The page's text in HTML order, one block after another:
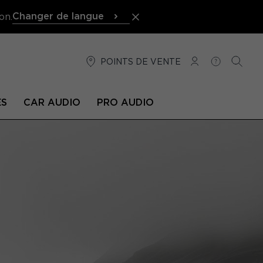
Changer de langue
POINTS DE VENTE
CONNEXION
AIDE
CAR AUDIO PRO AUDIO